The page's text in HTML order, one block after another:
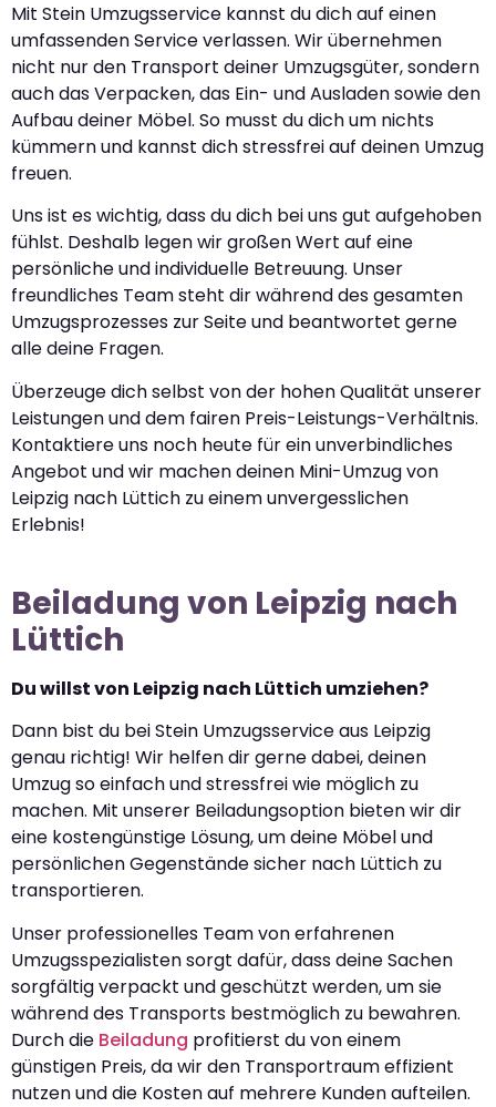
Mit Stein Umzugsservice kannst du dich auf einen
umfassenden Service verlassen. Wir übernehmen
nicht nur den Transport deiner Umzugsgüter, sondern
auch das Verpacken, das Ein- und Ausladen sowie den
Aufbau deiner Möbel. So musst du dich um nichts
kümmern und kannst dich stressfrei auf deinen Umzug
freuen.
Uns ist es wichtig, dass du dich bei uns gut aufgehoben
fühlst. Deshalb legen wir großen Wert auf eine
persönliche und individuelle Betreuung. Unser
freundliches Team steht dir während des gesamten
Umzugsprozesses zur Seite und beantwortet gerne
alle deine Fragen.
Überzeuge dich selbst von der hohen Qualität unserer
Leistungen und dem fairen Preis-Leistungs-Verhältnis.
Kontaktiere uns noch heute für ein unverbindliches
Angebot und wir machen deinen Mini-Umzug von
Leipzig nach Lüttich zu einem unvergesslichen
Erlebnis!
Beiladung von Leipzig nach
Lüttich
Du willst von Leipzig nach Lüttich umziehen?
Dann bist du bei Stein Umzugsservice aus Leipzig
genau richtig! Wir helfen dir gerne dabei, deinen
Umzug so einfach und stressfrei wie möglich zu
machen. Mit unserer Beiladungsoption bieten wir dir
eine kostengünstige Lösung, um deine Möbel und
persönlichen Gegenstände sicher nach Lüttich zu
transportieren.
Unser professionelles Team von erfahrenen
Umzugsspezialisten sorgt dafür, dass deine Sachen
sorgfältig verpackt und geschützt werden, um sie
während des Transports bestmöglich zu bewahren.
Durch die Beiladung profitierst du von einem
günstigen Preis, da wir den Transportraum effizient
nutzen und die Kosten auf mehrere Kunden aufteilen.